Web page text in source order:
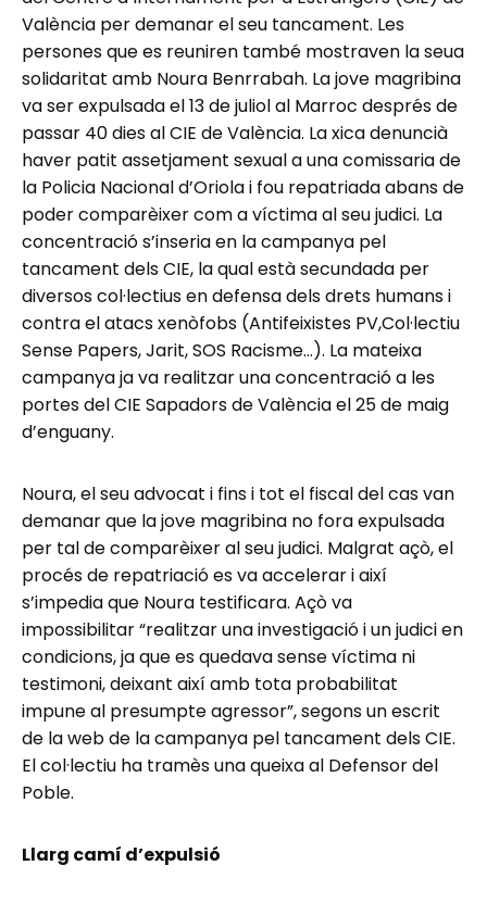
València per demanar el seu tancament. Les
persones que es reuniren també mostraven la seua
solidaritat amb Noura Benrrabah. La jove magribina
va ser expulsada el 13 de juliol al Marroc després de
passar 40 dies al CIE de València. La xica denuncià
haver patit assetjament sexual a una comissaria de
la Policia Nacional d’Oriola i fou repatriada abans de
poder comparèixer com a víctima al seu judici. La
concentració s’inseria en la campanya pel
tancament dels CIE, la qual està secundada per
diversos col·lectius en defensa dels drets humans i
contra el atacs xenòfobs (Antifeixistes PV,Col·lectiu
Sense Papers, Jarit, SOS Racisme…). La mateixa
campanya ja va realitzar una concentració a les
portes del CIE Sapadors de València el 25 de maig
d’enguany.
Noura, el seu advocat i fins i tot el fiscal del cas van
demanar que la jove magribina no fora expulsada
per tal de comparèixer al seu judici. Malgrat açò, el
procés de repatriació es va accelerar i així
s’impedia que Noura testificara. Açò va
impossibilitar “realitzar una investigació i un judici en
condicions, ja que es quedava sense víctima ni
testimoni, deixant així amb tota probabilitat
impune al presumpte agressor”, segons un escrit
de la web de la campanya pel tancament dels CIE.
El col·lectiu ha tramès una queixa al Defensor del
Poble.
Llarg camí d’expulsió